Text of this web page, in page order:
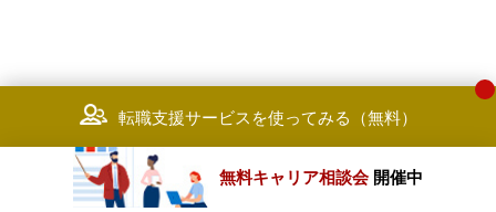
転職支援サービスを使ってみる（無料）
無料キャリア相談会 開催中